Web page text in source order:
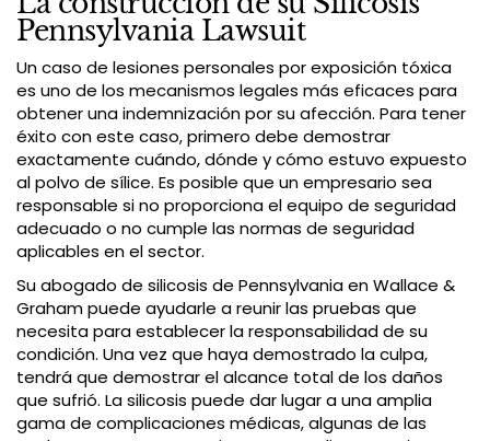
Pennsylvania Lawsuit
Un caso de lesiones personales por exposición tóxica
es uno de los mecanismos legales más eficaces para
obtener una indemnización por su afección. Para tener
éxito con este caso, primero debe demostrar
exactamente cuándo, dónde y cómo estuvo expuesto
al polvo de sílice. Es posible que un empresario sea
responsable si no proporciona el equipo de seguridad
adecuado o no cumple las normas de seguridad
aplicables en el sector.
Su abogado de silicosis de Pennsylvania en Wallace &
Graham puede ayudarle a reunir las pruebas que
necesita para establecer la responsabilidad de su
condición. Una vez que haya demostrado la culpa,
tendrá que demostrar el alcance total de los daños
que sufrió. La silicosis puede dar lugar a una amplia
gama de complicaciones médicas, algunas de las